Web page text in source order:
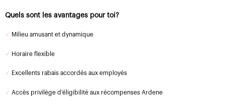
Quels sont les avantages pour toi?
✓ Milieu amusant et dynamique
✓ Horaire flexible
✓ Excellents rabais accordés aux employés
✓ Accès privilège d'éligibilité aux récompenses Ardene